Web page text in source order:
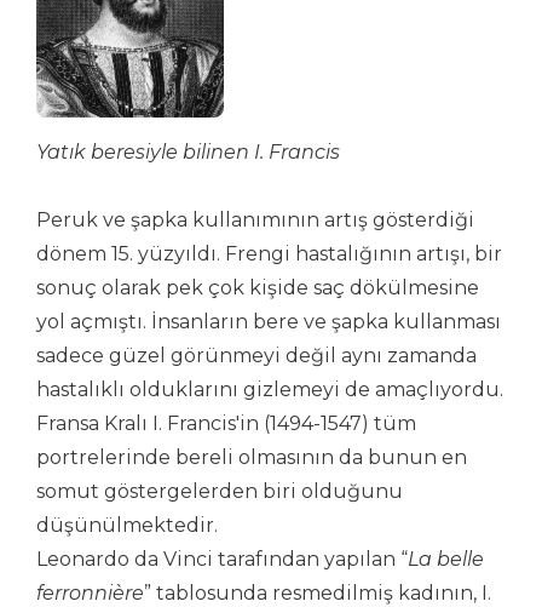
Yatık beresiyle bilinen I. Francis
Peruk ve şapka kullanımının artış gösterdiği
dönem 15. yüzyıldı. Frengi hastalığının artışı, bir
sonuç olarak pek çok kişide saç dökülmesine
yol açmıştı. İnsanların bere ve şapka kullanması
sadece güzel görünmeyi değil aynı zamanda
hastalıklı olduklarını gizlemeyi de amaçlıyordu.
Fransa Kralı I. Francis'in (1494-1547) tüm
portrelerinde bereli olmasının da bunun en
somut göstergelerden biri olduğunu
düşünülmektedir.
Leonardo da Vinci tarafından yapılan “La belle
ferronnière” tablosunda resmedilmiş kadının, I.